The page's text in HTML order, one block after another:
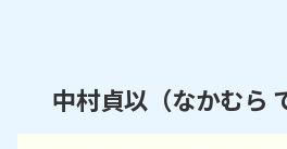
中村貞以（なかむら